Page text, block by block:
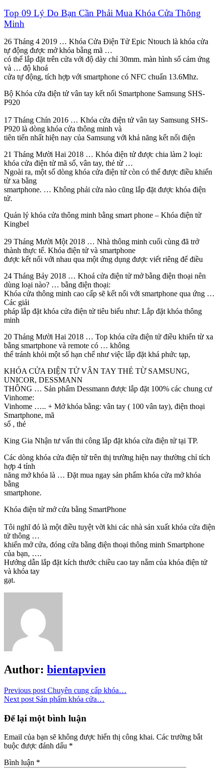
Top 09 Lý Do Bạn Cần Phải Mua Khóa Cửa Thông
Minh
26 Tháng 4 2019 … Khóa Cửa Điện Tử Epic Ntouch là khóa cửa
tự động được mở khóa bẵng mã …
có thể lắp đặt trên cửa với độ dày chỉ 30mm. màn hình số cảm ứng
và … độ khoá
cửa tự động, tích hợp với smartphone có NFC chuẩn 13.6Mhz.
Bộ Khóa cửa điện tử vân tay kết nối Smartphone Samsung SHS-
P920
17 Tháng Chín 2016 … Khóa cửa điện tử vân tay Samsung SHS-
P920 là dòng khóa cửa thông minh và
tiên tiến nhất hiện nay của Samsung với khả năng kết nối điện
21 Tháng Mười Hai 2018 … Khóa điện tử được chia làm 2 loại:
khóa cửa điện tử mã số, vân tay, thẻ từ …
Ngoài ra, một số dòng khóa cửa điện tử còn có thể được điều khiển
từ xa bằng
smartphone. … Không phải cửa nào cũng lắp đặt được khóa điện
tử.
Quản lý khóa cửa thông minh bằng smart phone – Khóa điện tử
Kingbel
29 Tháng Mười Một 2018 … Nhà thông minh cuối cùng đã trở
thành thực tế. Khóa điện tử và smartphone
được kết nối với nhau qua một ứng dụng được viết riêng để điều
24 Tháng Bảy 2018 … Khoá cửa điện tử mở bằng điện thoại nên
dùng loại nào? … bằng điện thoại:
Khóa cửa thông minh cao cấp sẽ kết nối với smartphone qua ứng …
Các giải
pháp lắp đặt khóa cửa điện tử tiêu biểu như: Lắp đặt khóa thông
minh
20 Tháng Mười Hai 2018 … Top khóa cửa điện tử điều khiển từ xa
bằng smartphone và remote có … không
thể tránh khỏi một số hạn chế như việc lắp đặt khá phức tạp,
KHÓA CỬA ĐIỆN TỬ VÂN TAY THẺ TỪ SAMSUNG,
UNICOR, DESSMANN
THÔNG … Sản phẩm Dessmann được lắp đặt 100% các chung cư
Vinhome:
Vinhome ….. + Mở khóa bằng: vân tay ( 100 vân tay), điện thoại
Smartphone, mã
số , thẻ
King Gia Nhận tư vấn thi công lắp đặt khóa cửa điện tử tại TP.
Các dòng khóa cửa điện tử trên thị trường hiện nay thường chỉ tích
hợp 4 tính
năng mở khóa là … Đặt mua ngay sản phẩm khóa cửa mở khóa
bằng
smartphone.
Khóa điện tử mở cửa bằng SmartPhone
Tôi nghĩ đó là một điều tuyệt vời khi các nhà sản xuất khóa cửa điện
tử thông …
khiển mở cửa, đóng cửa bằng điện thoại thông minh Smartphone
của bạn, ….
Hướng dẫn lắp đặt kích thước chiều cao tay nắm của khóa điện tử
và khóa tay
gạt.
Author: bientapvien
Previous post Chuyên cung cấp khóa…
Next post Sản phẩm khóa cửa…
Để lại một bình luận
Email của bạn sẽ không được hiển thị công khai. Các trường bắt
buộc được đánh dấu *
Bình luận *